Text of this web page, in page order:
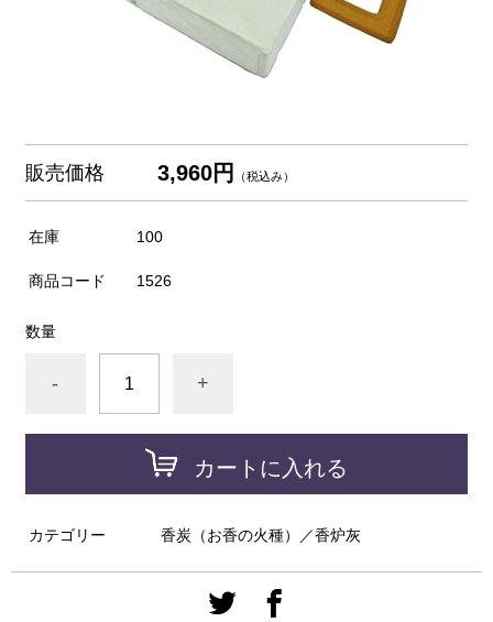
販売価格 3,960円 （税込み）
在庫 100
商品コード 1526
数量
- +
カートに入れる
カテゴリー 香炭（お香の火種）／香炉灰